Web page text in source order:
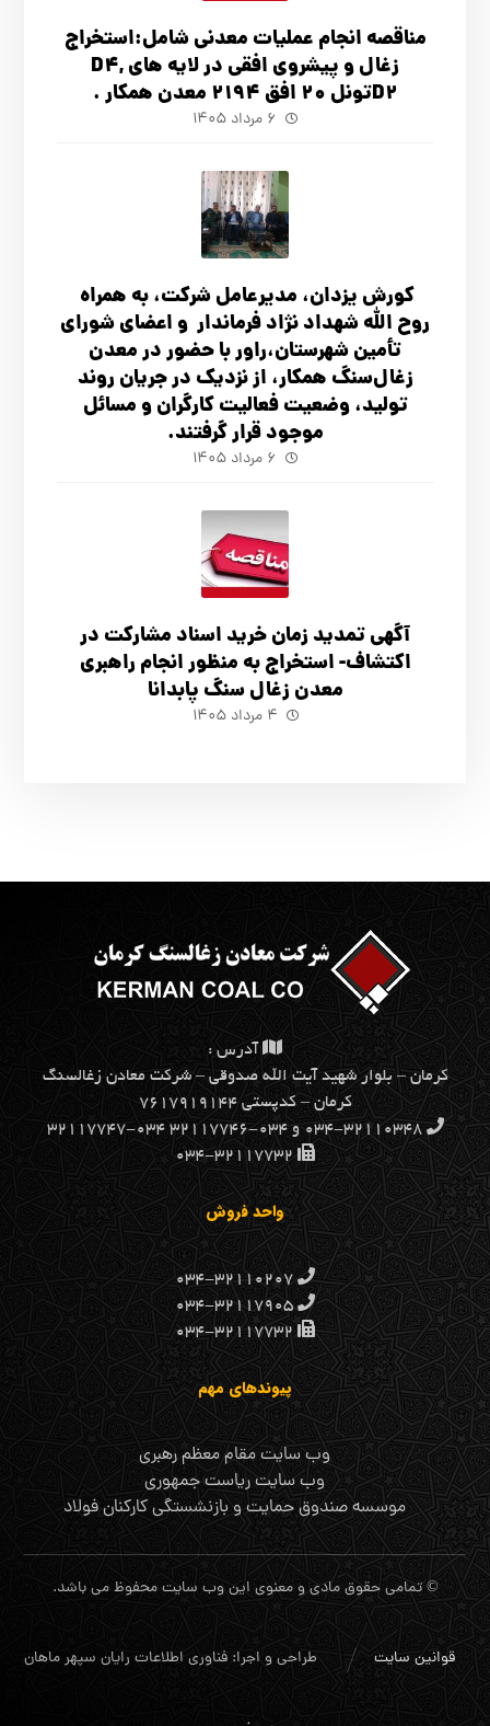
مناقصه انجام عملیات معدنی شامل:استخراج
زغال و پیشروی افقی در لایه های D4,
D2تونل 20 افق 2194 معدن همکار .
۶ مرداد ۱۴۰۵
کورش یزدان، مدیرعامل شرکت، به همراه
روح الله شهداد نژاد فرماندار و اعضای شورای
تأ‌مین شهرستان،راور با حضور در معدن
زغال‌سنگ همکار، از نزدیک در جریان روند
تولید، وضعیت فعالیت کارگران و مسائل
موجود قرار گرفتند.
۶ مرداد ۱۴۰۵
آگهي تمدید زمان خرید اسناد مشارکت در
اکتشاف- استخراج به منظور انجام راهبری
معدن زغال سنگ پابدانا
۴ مرداد ۱۴۰۵
آدرس :
كرمان – بلوار شهيد آيت الله صدوقي – شركت معادن زغالسنگ
كرمان – کدپستی ۷۶۱۷۹۱۹۱۴۴
۰۳۴-۳۲۱۱۰۳۴۸ و ۰۳۴-۳۲۱۱۷۷۴۶ ۰۳۴-۳۲۱۱۷۷۴۷
۰۳۴-۳۲۱۱۷۷۳۲
واحد فروش
۰۳۴-۳۲۱۱۰۲۰۷
۰۳۴-۳۲۱۱۷۹۰۵
۰۳۴-۳۲۱۱۷۷۳۲
پیوندهای مهم
وب سایت مقام معظم رهبری
وب سایت ریاست جمهوری
موسسه صندوق حمایت و بازنشستگی کارکنان فولاد
© تمامی حقوق مادی و معنوی این وب سایت محفوظ می باشد.
طراحی و اجرا: فناوری اطلاعات رایان سپهر ماهان قوانین سایت